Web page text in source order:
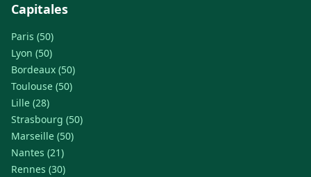
Capitales
Paris (50)
Lyon (50)
Bordeaux (50)
Toulouse (50)
Lille (28)
Strasbourg (50)
Marseille (50)
Nantes (21)
Rennes (30)